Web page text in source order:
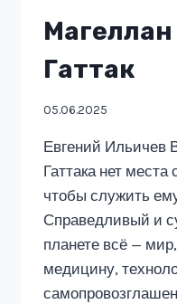
Магеллан
Гаттак
05.06.2025
Евгений Ильичев
Гаттака нет
чтобы служить
Справедливый и
планете всё —
медицину,